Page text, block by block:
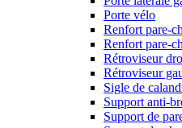
Porte vélo
Renfort pare-
Renfort pare-
Rétroviseur
Rétroviseur
Sigle de
Support anti-
Support de